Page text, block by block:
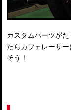
カスタムパーツが
たらカフェレーサ
そう！